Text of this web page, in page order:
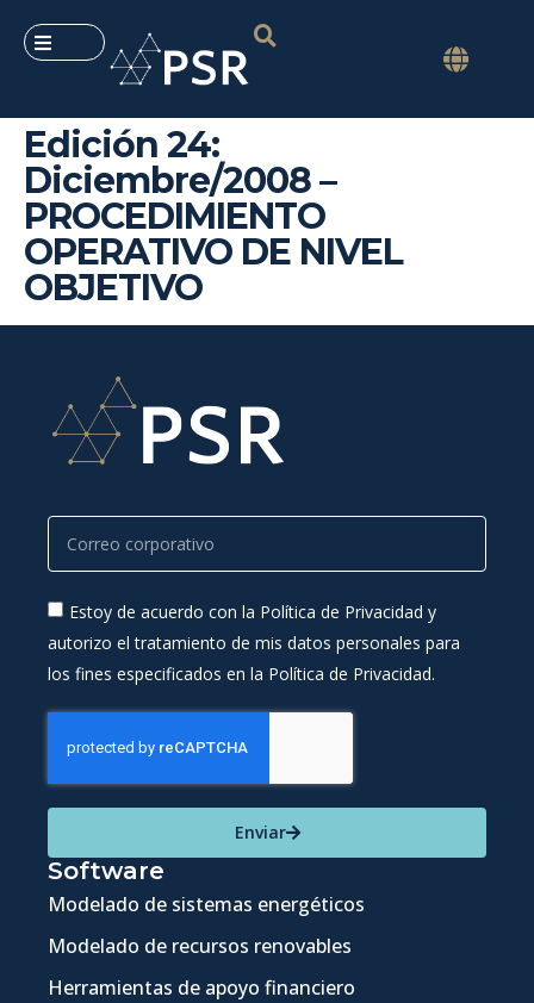
Edición 24:
Diciembre/2008 –
PROCEDIMIENTO
OPERATIVO DE NIVEL
OBJETIVO
Estoy de acuerdo con la Política de Privacidad y
autorizo el tratamiento de mis datos personales para
los fines especificados en la Política de Privacidad.
Enviar
Software
Modelado de sistemas energéticos
Modelado de recursos renovables
Herramientas de apoyo financiero